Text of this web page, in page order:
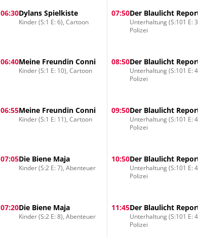
06:30Dylans Spielkiste
Kinder (S:1 E: 6), Cartoon
06:40Meine Freundin Conni
Kinder (S:1 E: 10), Cartoon
06:55Meine Freundin Conni
Kinder (S:1 E: 11), Cartoon
07:05Die Biene Maja
Kinder (S:2 E: 7), Abenteuer
07:20Die Biene Maja
Kinder (S:2 E: 8), Abenteuer
07:50Der Blaulicht
Unterhaltung (S:101 E:
Polizei
08:50Der Blaulicht
Unterhaltung (S:101 E:
Polizei
09:50Der Blaulicht
Unterhaltung (S:101 E:
Polizei
10:50Der Blaulicht
Unterhaltung (S:101 E:
Polizei
11:45Der Blaulicht
Unterhaltung (S:101 E:
Polizei